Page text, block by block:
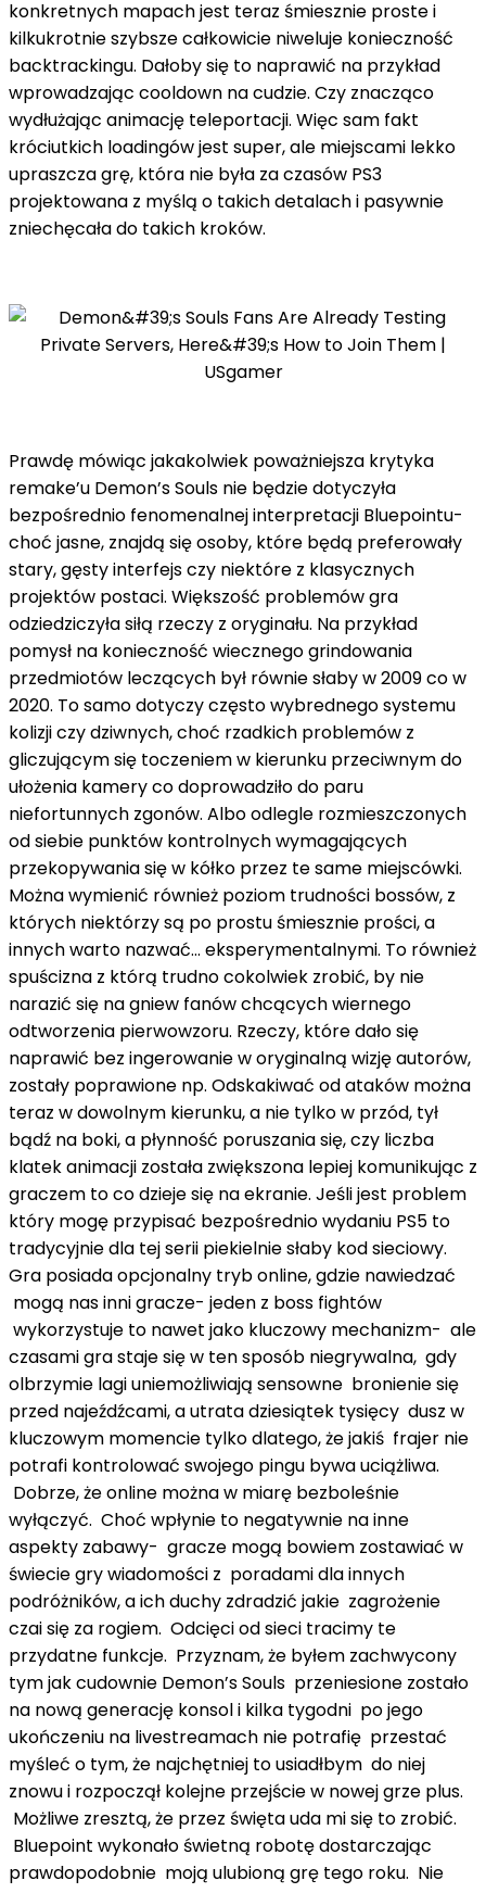
konkretnych mapach jest teraz śmiesznie proste i
kilkukrotnie szybsze całkowicie niweluje konieczność
backtrackingu. Dałoby się to naprawić na przykład
wprowadzając cooldown na cudzie. Czy znacząco
wydłużając animację teleportacji. Więc sam fakt
króciutkich loadingów jest super, ale miejscami lekko
upraszcza grę, która nie była za czasów PS3
projektowana z myślą o takich detalach i pasywnie
zniechęcała do takich kroków.
Prawdę mówiąc jakakolwiek poważniejsza krytyka
remake’u Demon’s Souls nie będzie dotyczyła
bezpośrednio fenomenalnej interpretacji Bluepointu-
choć jasne, znajdą się osoby, które będą preferowały
stary, gęsty interfejs czy niektóre z klasycznych
projektów postaci. Większość problemów gra
odziedziczyła siłą rzeczy z oryginału. Na przykład
pomysł na konieczność wiecznego grindowania
przedmiotów leczących był równie słaby w 2009 co w
2020. To samo dotyczy często wybrednego systemu
kolizji czy dziwnych, choć rzadkich problemów z
gliczującym się toczeniem w kierunku przeciwnym do
ułożenia kamery co doprowadziło do paru
niefortunnych zgonów. Albo odlegle rozmieszczonych
od siebie punktów kontrolnych wymagających
przekopywania się w kółko przez te same miejscówki.
Można wymienić również poziom trudności bossów, z
których niektórzy są po prostu śmiesznie prości, a
innych warto nazwać… eksperymentalnymi. To również
spuścizna z którą trudno cokolwiek zrobić, by nie
narazić się na gniew fanów chcących wiernego
odtworzenia pierwowzoru. Rzeczy, które dało się
naprawić bez ingerowanie w oryginalną wizję autorów,
zostały poprawione np. Odskakiwać od ataków można
teraz w dowolnym kierunku, a nie tylko w przód, tył
bądź na boki, a płynność poruszania się, czy liczba
klatek animacji została zwiększona lepiej komunikując z
graczem to co dzieje się na ekranie. Jeśli jest problem
który mogę przypisać bezpośrednio wydaniu PS5 to
tradycyjnie dla tej serii piekielnie słaby kod sieciowy.
Gra posiada opcjonalny tryb online, gdzie nawiedzać
mogą nas inni gracze- jeden z boss fightów
wykorzystuje to nawet jako kluczowy mechanizm- ale
czasami gra staje się w ten sposób niegrywalna, gdy
olbrzymie lagi uniemożliwiają sensowne bronienie się
przed najeźdźcami, a utrata dziesiątek tysięcy dusz w
kluczowym momencie tylko dlatego, że jakiś frajer nie
potrafi kontrolować swojego pingu bywa uciążliwa.
Dobrze, że online można w miarę bezboleśnie
wyłączyć. Choć wpłynie to negatywnie na inne
aspekty zabawy- gracze mogą bowiem zostawiać w
świecie gry wiadomości z poradami dla innych
podróżników, a ich duchy zdradzić jakie zagrożenie
czai się za rogiem. Odcięci od sieci tracimy te
przydatne funkcje. Przyznam, że byłem zachwycony
tym jak cudownie Demon’s Souls przeniesione zostało
na nową generację konsol i kilka tygodni po jego
ukończeniu na livestreamach nie potrafię przestać
myśleć o tym, że najchętniej to usiadłbym do niej
znowu i rozpoczął kolejne przejście w nowej grze plus.
Możliwe zresztą, że przez święta uda mi się to zrobić.
Bluepoint wykonało świetną robotę dostarczając
prawdopodobnie moją ulubioną grę tego roku. Nie